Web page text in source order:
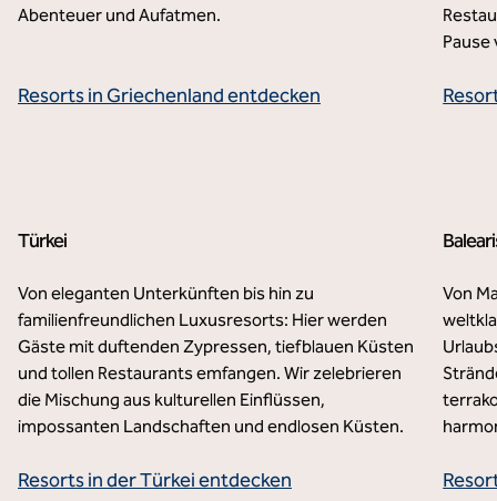
Abenteuer und Aufatmen.
Resorts in Griechenland entdecken
Pause
Türkei
Von eleganten Unterkünften bis hin zu
familienfreundlichen Luxusresorts: Hier werden
Gäste mit duftenden Zypressen, tiefblauen Küsten
und tollen Restaurants emfangen. Wir zelebrieren
die Mischung aus kulturellen Einflüssen,
impossanten Landschaften und endlosen Küsten.
Resorts in der Türkei entdecken
Von